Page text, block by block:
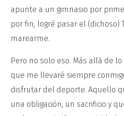
apunte a un gimnasio por
por fin, logré pasar el (dichoso)
marearme.
Pero no solo eso. Más allá de
que me llevaré siempre
disfrutar del deporte. Aquello
una obligación, un sacrificio y